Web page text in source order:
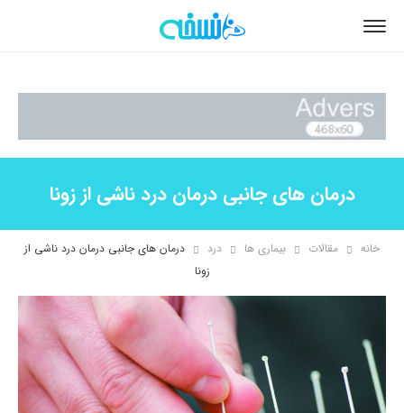
درمان های جانبی درمان درد ناشی از زونا
خانه مقالات بیماری ها درد
درمان های جانبی درمان درد ناشی از
زونا